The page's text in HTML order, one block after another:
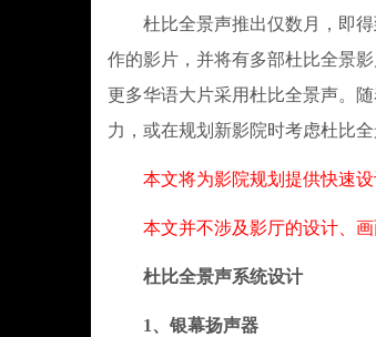
杜比全景声推出仅数月，即得
作的影片，并将有多部杜比全景
更多华语大片采用杜比全景声。
力，或在规划新影院时考虑杜比全
本文将为影院规划提供快速设
本文并不涉及影厅的设计、画
杜比全景声系统设计
1、银幕扬声器